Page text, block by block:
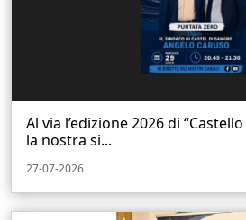
Al via l’edizione 2026 di
la nostra si...
27-07-2026